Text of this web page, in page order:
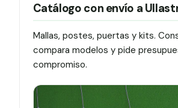
Catálogo con envío a
Mallas, postes, puertas y kits.
compara modelos y pide
compromiso.